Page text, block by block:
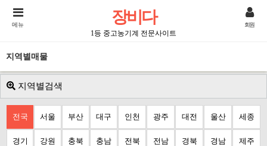
장비다
1등 중고농기계 전문사이트
메뉴 회원
지역별매물
지역별검색
전국 서울 부산 대구 인천 광주 대전 울산 세종
경기 강원 충북 충남 전북 전남 경북 경남 제주